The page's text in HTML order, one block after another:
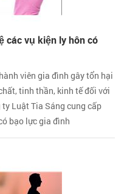
các vụ kiện ly hôn có
viên gia đình gây tổn hại
tinh thần, kinh tế đối với
Luật Tia Sáng cung cấp
bạo lực gia đình